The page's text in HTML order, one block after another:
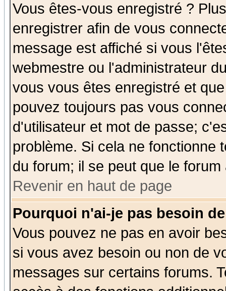
Vous êtes-vous enregistré ?
enregistrer afin de vous
message est affiché si vous
webmestre ou l'administrateur
vous vous êtes enregistré et
pouvez toujours pas vous
d'utilisateur et mot de passe;
problème. Si cela ne fonctionne
du forum; il se peut que le
Revenir en haut de page
Pourquoi n'ai-je pas besoin
Vous pouvez ne pas en avoir
si vous avez besoin ou non de
messages sur certains forums.